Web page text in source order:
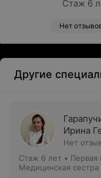
Стаж 6
Нет
Другие
Ирина
Нет
Стаж 6 лет • Первая
Медицинская сестра